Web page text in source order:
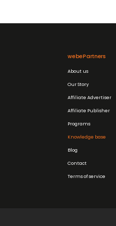
webePartners
About us
Our Story
Affiliate Advertiser
Affiliate Publisher
Programs
Knowledge base
Blog
Contact
Terms of service